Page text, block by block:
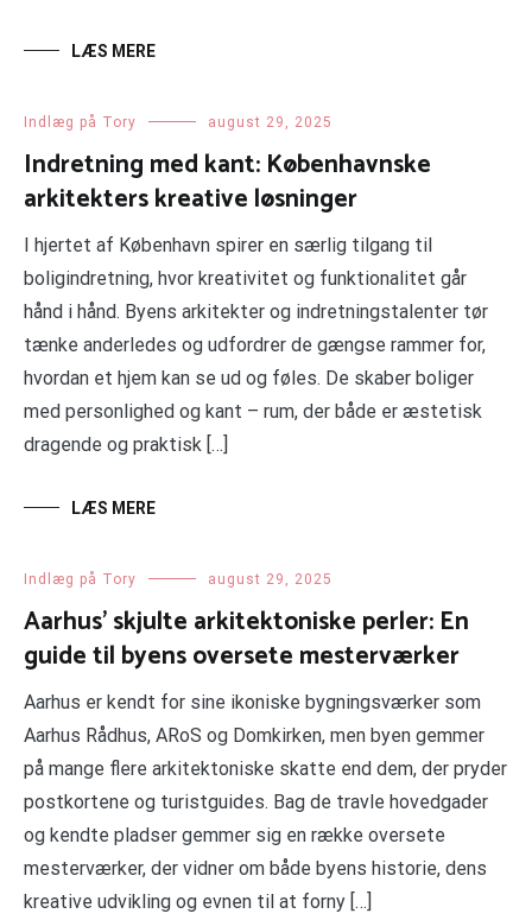
LÆS MERE
Indlæg på Tory august 29, 2025
Indretning med kant: Københavnske
arkitekters kreative løsninger
I hjertet af København spirer en særlig tilgang til
boligindretning, hvor kreativitet og funktionalitet går
hånd i hånd. Byens arkitekter og indretningstalenter tør
tænke anderledes og udfordrer de gængse rammer for,
hvordan et hjem kan se ud og føles. De skaber boliger
med personlighed og kant – rum, der både er æstetisk
dragende og praktisk […]
LÆS MERE
Indlæg på Tory august 29, 2025
Aarhus’ skjulte arkitektoniske perler: En
guide til byens oversete mesterværker
Aarhus er kendt for sine ikoniske bygningsværker som
Aarhus Rådhus, ARoS og Domkirken, men byen gemmer
på mange flere arkitektoniske skatte end dem, der pryder
postkortene og turistguides. Bag de travle hovedgader
og kendte pladser gemmer sig en række oversete
mesterværker, der vidner om både byens historie, dens
kreative udvikling og evnen til at forny […]